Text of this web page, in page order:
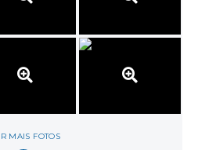
MAIS FOTOS